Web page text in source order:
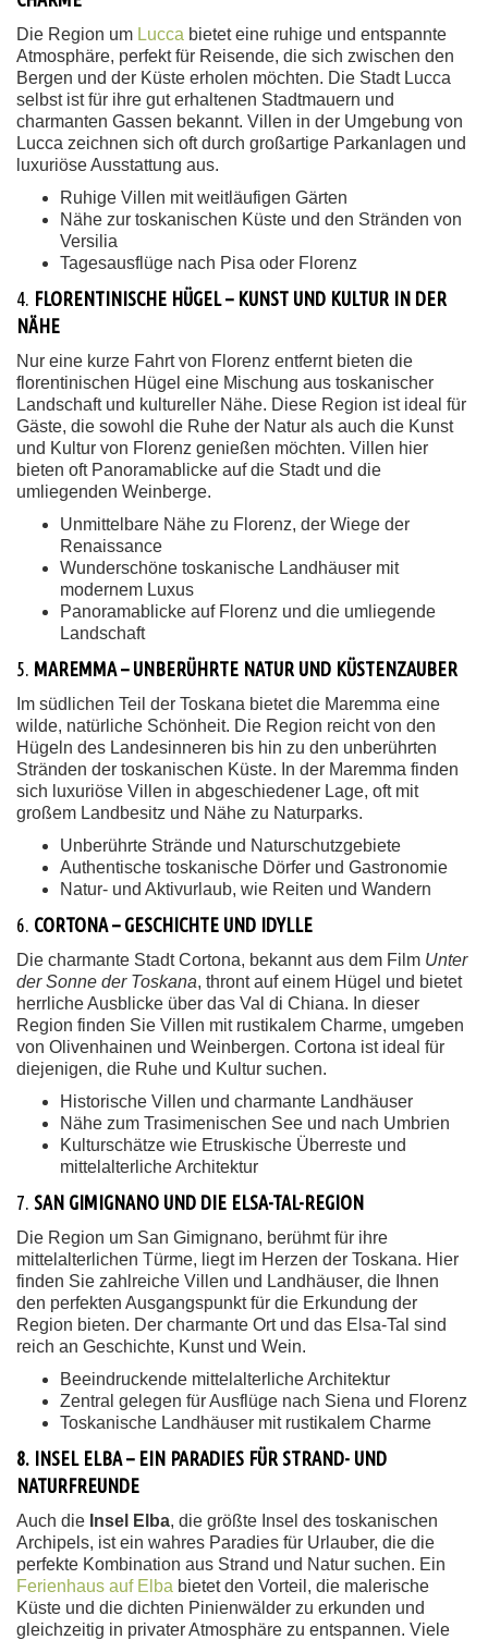
Die Region um Lucca bietet eine ruhige und entspannte
Atmosphäre, perfekt für Reisende, die sich zwischen den
Bergen und der Küste erholen möchten. Die Stadt Lucca
selbst ist für ihre gut erhaltenen Stadtmauern und
charmanten Gassen bekannt. Villen in der Umgebung von
Lucca zeichnen sich oft durch großartige Parkanlagen und
luxuriöse Ausstattung aus.
Ruhige Villen mit weitläufigen Gärten
Nähe zur toskanischen Küste und den Stränden von
Versilia
Tagesausflüge nach Pisa oder Florenz
4. FLORENTINISCHE HÜGEL – KUNST UND KULTUR IN DER
NÄHE
Nur eine kurze Fahrt von Florenz entfernt bieten die
florentinischen Hügel eine Mischung aus toskanischer
Landschaft und kultureller Nähe. Diese Region ist ideal für
Gäste, die sowohl die Ruhe der Natur als auch die Kunst
und Kultur von Florenz genießen möchten. Villen hier
bieten oft Panoramablicke auf die Stadt und die
umliegenden Weinberge.
Unmittelbare Nähe zu Florenz, der Wiege der
Renaissance
Wunderschöne toskanische Landhäuser mit
modernem Luxus
Panoramablicke auf Florenz und die umliegende
Landschaft
5. MAREMMA – UNBERÜHRTE NATUR UND KÜSTENZAUBER
Im südlichen Teil der Toskana bietet die Maremma eine
wilde, natürliche Schönheit. Die Region reicht von den
Hügeln des Landesinneren bis hin zu den unberührten
Stränden der toskanischen Küste. In der Maremma finden
sich luxuriöse Villen in abgeschiedener Lage, oft mit
großem Landbesitz und Nähe zu Naturparks.
Unberührte Strände und Naturschutzgebiete
Authentische toskanische Dörfer und Gastronomie
Natur- und Aktivurlaub, wie Reiten und Wandern
6. CORTONA – GESCHICHTE UND IDYLLE
Die charmante Stadt Cortona, bekannt aus dem Film Unter
der Sonne der Toskana, thront auf einem Hügel und bietet
herrliche Ausblicke über das Val di Chiana. In dieser
Region finden Sie Villen mit rustikalem Charme, umgeben
von Olivenhainen und Weinbergen. Cortona ist ideal für
diejenigen, die Ruhe und Kultur suchen.
Historische Villen und charmante Landhäuser
Nähe zum Trasimenischen See und nach Umbrien
Kulturschätze wie Etruskische Überreste und
mittelalterliche Architektur
7. SAN GIMIGNANO UND DIE ELSA-TAL-REGION
Die Region um San Gimignano, berühmt für ihre
mittelalterlichen Türme, liegt im Herzen der Toskana. Hier
finden Sie zahlreiche Villen und Landhäuser, die Ihnen
den perfekten Ausgangspunkt für die Erkundung der
Region bieten. Der charmante Ort und das Elsa-Tal sind
reich an Geschichte, Kunst und Wein.
Beeindruckende mittelalterliche Architektur
Zentral gelegen für Ausflüge nach Siena und Florenz
Toskanische Landhäuser mit rustikalem Charme
8. INSEL ELBA – EIN PARADIES FÜR STRAND- UND
NATURFREUNDE
Auch die Insel Elba, die größte Insel des toskanischen
Archipels, ist ein wahres Paradies für Urlauber, die die
perfekte Kombination aus Strand und Natur suchen. Ein
Ferienhaus auf Elba bietet den Vorteil, die malerische
Küste und die dichten Pinienwälder zu erkunden und
gleichzeitig in privater Atmosphäre zu entspannen. Viele